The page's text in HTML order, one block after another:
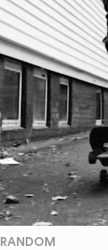
RANDOM